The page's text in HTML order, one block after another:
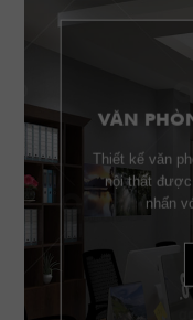
VĂN
Thiết kế văn
nội thất được
nhấn